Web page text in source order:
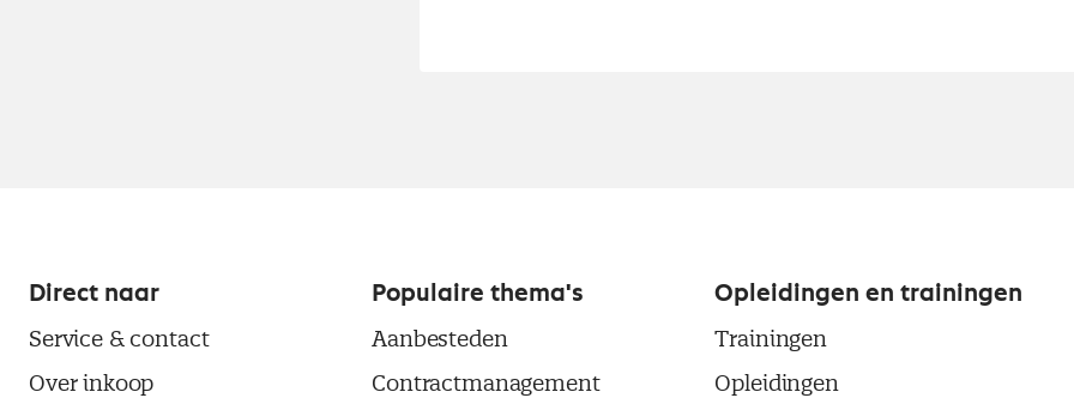
Direct naar
Service & contact
Over inkoop
Populaire thema's
Aanbesteden
Contractmanagement
Opleidingen en trainingen
Trainingen
Opleidingen